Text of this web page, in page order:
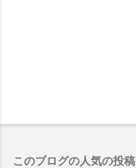
このブログの人気の投稿